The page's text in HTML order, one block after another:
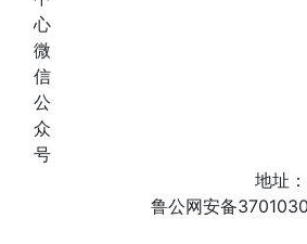
心
微
信
公
众
号
地址
鲁公网安备